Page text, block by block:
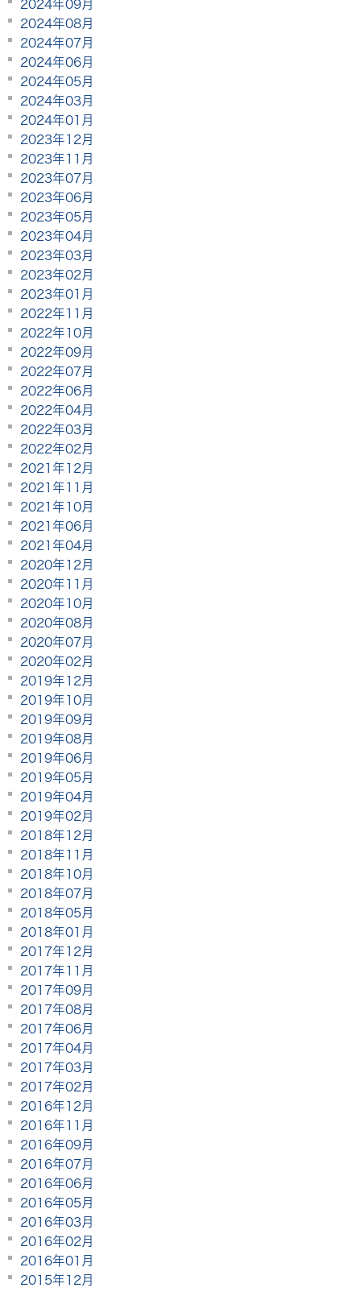
2024年09月
2024年08月
2024年07月
2024年06月
2024年05月
2024年03月
2024年01月
2023年12月
2023年11月
2023年07月
2023年06月
2023年05月
2023年04月
2023年03月
2023年02月
2023年01月
2022年11月
2022年10月
2022年09月
2022年07月
2022年06月
2022年04月
2022年03月
2022年02月
2021年12月
2021年11月
2021年10月
2021年06月
2021年04月
2020年12月
2020年11月
2020年10月
2020年08月
2020年07月
2020年02月
2019年12月
2019年10月
2019年09月
2019年08月
2019年06月
2019年05月
2019年04月
2019年02月
2018年12月
2018年11月
2018年10月
2018年07月
2018年05月
2018年01月
2017年12月
2017年11月
2017年09月
2017年08月
2017年06月
2017年04月
2017年03月
2017年02月
2016年12月
2016年11月
2016年09月
2016年07月
2016年06月
2016年05月
2016年03月
2016年02月
2016年01月
2015年12月